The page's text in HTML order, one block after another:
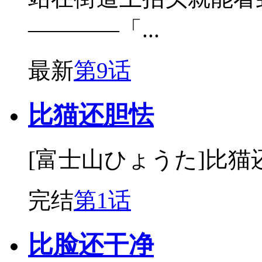
————「...
最新第9话
比猫还胆怯
[富士山ひょうた]比猫
完结第1话
比脸还干净